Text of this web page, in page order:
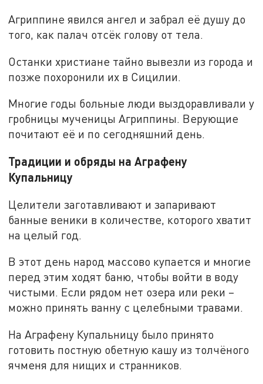
Агриппине явился ангел и забрал её душу до
того, как палач отсёк голову от тела.
Останки христиане тайно вывезли из города и
позже похоронили их в Сицилии.
Многие годы больные люди выздоравливали у
гробницы мученицы Агриппины. Верующие
почитают её и по сегодняшний день.
Традиции и обряды на Аграфену
Купальницу
Целители заготавливают и запаривают
банные веники в количестве, которого хватит
на целый год.
В этот день народ массово купается и многие
перед этим ходят баню, чтобы войти в воду
чистыми. Если рядом нет озера или реки –
можно принять ванну с целебными травами.
На Аграфену Купальницу было принято
готовить постную обетную кашу из толчёного
ячменя для нищих и странников.